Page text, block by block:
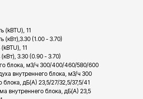
(kBTU), 11
(кВт),3.30 (1.00 - 3.70)
11
3.30 (0.90 - 3.70)
блока, м3/ч 300/400/460/580/600
внутреннего блока, м3/ч 300
дБ(А) 23,5/27/32,5/37,5/41
внутреннего блока, дБ(А) 23,5